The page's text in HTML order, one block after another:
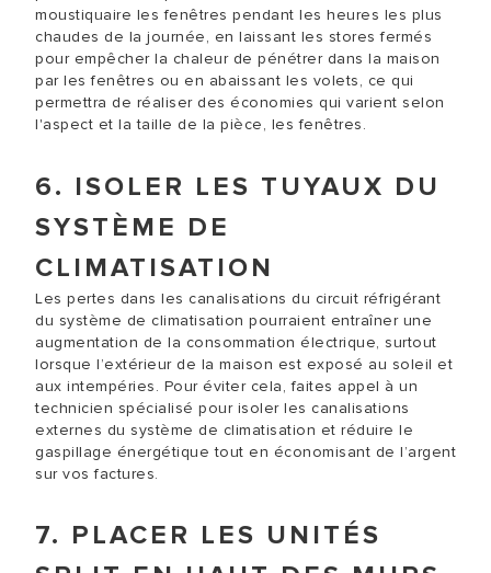
moustiquaire les fenêtres pendant les heures les plus
chaudes de la journée, en laissant les stores fermés
pour empêcher la chaleur de pénétrer dans la maison
par les fenêtres ou en abaissant les volets, ce qui
permettra de réaliser des économies qui varient selon
l'aspect et la taille de la pièce, les fenêtres.
6. ISOLER LES TUYAUX DU
SYSTÈME DE
CLIMATISATION
Les pertes dans les canalisations du circuit réfrigérant
du système de climatisation pourraient entraîner une
augmentation de la consommation électrique, surtout
lorsque l’extérieur de la maison est exposé au soleil et
aux intempéries. Pour éviter cela, faites appel à un
technicien spécialisé pour isoler les canalisations
externes du système de climatisation et réduire le
gaspillage énergétique tout en économisant de l’argent
sur vos factures.
7. PLACER LES UNITÉS